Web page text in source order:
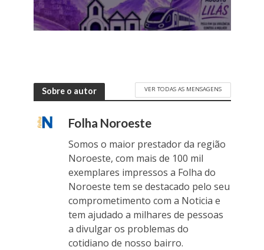
Sobre o autor VER TODAS AS MENSAGENS
Folha Noroeste
Somos o maior prestador da região
Noroeste, com mais de 100 mil
exemplares impressos a Folha do
Noroeste tem se destacado pelo seu
comprometimento com a Noticia e
tem ajudado a milhares de pessoas
a divulgar os problemas do
cotidiano de nosso bairro.